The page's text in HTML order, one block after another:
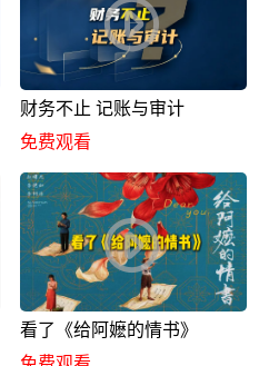
财务不止 记账与审计
免费观看
看了《给阿嬷的情书》